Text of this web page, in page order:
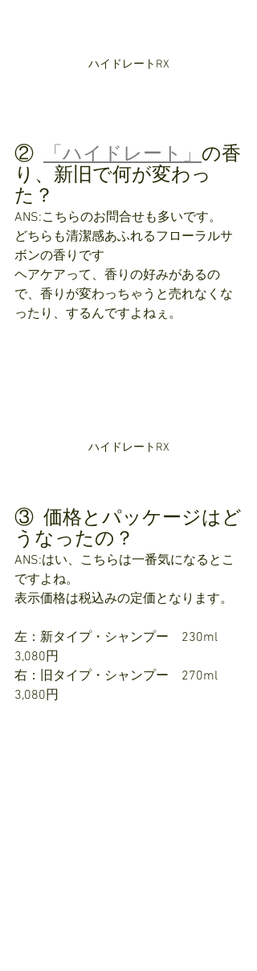
ハイドレートRX
② 「ハイドレート」 の香
り、新旧で何が変わっ
た？
ANS:こちらのお問合せも多いです。
どちらも清潔感あふれるフローラルサ
ボンの香りです
ヘアケアって、香りの好みがあるの
で、香りが変わっちゃうと売れなくな
ったり、するんですよねぇ。
ハイドレートRX
③  価格とパッケージはど
うなったの？
ANS:はい、こちらは一番気になるとこ
ですよね。
表示価格は税込みの定価となります。
左：新タイプ・シャンプー　230ml
3,080円
右：旧タイプ・シャンプー　270ml
3,080円